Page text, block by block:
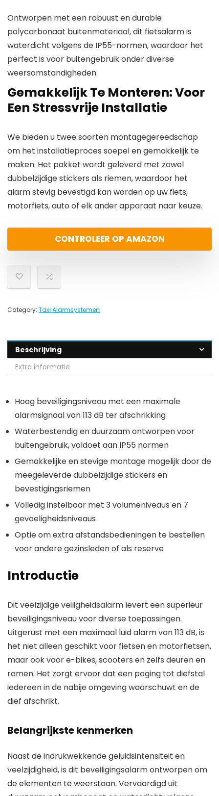
Ontworpen met een robuust en durable
polycarbonaat buitenmateriaal, dit fietsalarm is
waterdicht volgens de IP55-normen, waardoor het
perfect is voor buitengebruik onder diverse
weersomstandigheden.
Gemakkelijk Te Monteren: Voor
Een Stressvrije Installatie
We bieden u twee soorten montagegereedschap
om het installatieproces soepel en gemakkelijk te
maken. Het pakket wordt geleverd met zowel
dubbelzijdige stickers als riemen, waardoor het
alarm stevig bevestigd kan worden op uw fiets,
motorfiets, auto of elk ander apparaat naar keuze.
CONTROLEER OP AMAZON
Category: Taxi Alarmsystemen
Beschrijving
Extra informatie
Hoog beveiligingsniveau met een maximale
alarmsignaal van 113 dB ter afschrikking
Waterbestendig en duurzaam ontworpen voor
buitengebruik, voldoet aan IP55 normen
Gemakkelijke en stevige montage mogelijk door de
meegeleverde dubbelzijdige stickers en
bevestigingsriemen
Volledig instelbaar met 3 volumeniveaus en 7
gevoeligheidsniveaus
Optie om extra afstandsbedieningen te bestellen
voor andere gezinsleden of als reserve
Introductie
Dit veelzijdige veiligheidsalarm levert een superieur
beveiligingsniveau voor diverse toepassingen.
Uitgerust met een maximaal luid alarm van 113 dB, is
het niet alleen geschikt voor fietsen en motorfietsen,
maar ook voor e-bikes, scooters en zelfs deuren en
ramen. Het zorgt ervoor dat een poging tot diefstal
iedereen in de nabije omgeving waarschuwt en de
dief afschrikt.
Belangrijkste kenmerken
Naast de indrukwekkende geluidsintensiteit en
veelzijdigheid, is dit beveiligingsalarm ontworpen om
de elementen te weerstaan. Vervaardigd uit